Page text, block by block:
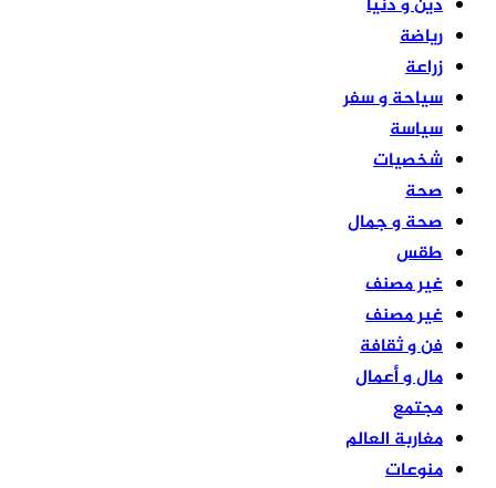
دين و دنيا
رياضة
زراعة
سياحة و سفر
سياسة
شخصيات
صحة
صحة و جمال
طقس
غير مصنف
غير مصنف
فن و ثقافة
مال و أعمال
مجتمع
مغاربة العالم
منوعات